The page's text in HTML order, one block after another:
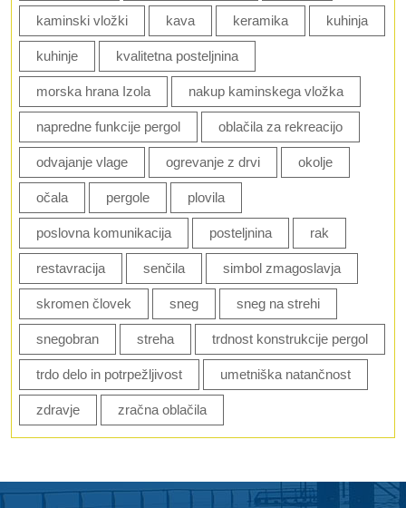
kaminski vložki kava keramika kuhinja
kuhinje kvalitetna posteljnina
morska hrana Izola nakup kaminskega vložka
napredne funkcije pergol oblačila za rekreacijo
odvajanje vlage ogrevanje z drvi okolje
očala pergole plovila
poslovna komunikacija posteljnina rak
restavracija senčila simbol zmagoslavja
skromen človek sneg sneg na strehi
snegobran streha trdnost konstrukcije pergol
trdo delo in potrpežljivost umetniška natančnost
zdravje zračna oblačila